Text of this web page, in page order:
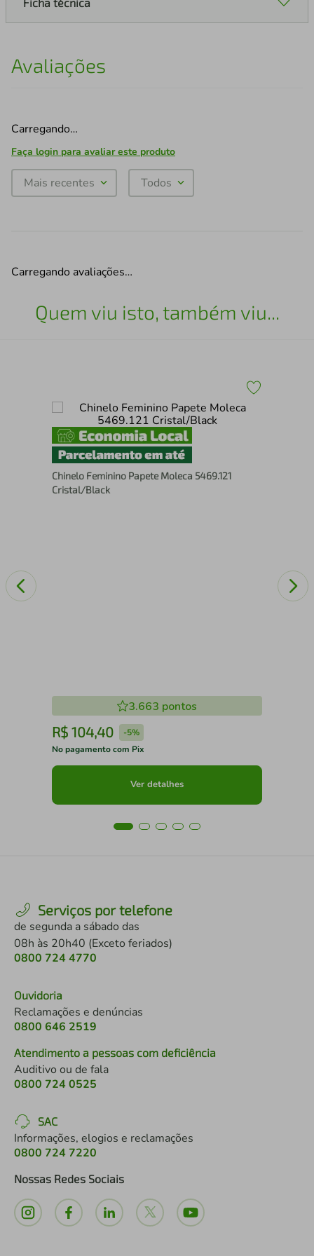
Avaliações
Carregando…
Faça login para avaliar este produto
Mais recentes Todos
Carregando avaliações…
Quem viu isto, também viu...
Chinelo Feminino Papete Moleca 5469.121
Cristal/Black
3.663 pontos
R$ 104,40 -5%
No pagamento com Pix
Ver detalhes
Serviços por telefone
de segunda a sábado das
08h às 20h40 (Exceto feriados)
0800 724 4770
Ouvidoria
Reclamações e denúncias
0800 646 2519
Atendimento a pessoas com deficiência
Auditivo ou de fala
0800 724 0525
SAC
Informações, elogios e reclamações
0800 724 7220
Nossas Redes Sociais